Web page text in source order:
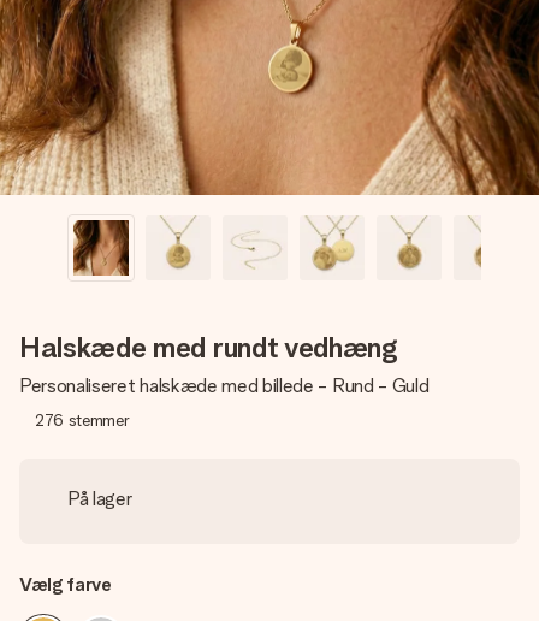
billede af dig eller en besked, der går lige i hendes hjerte.
Intet besvær men udelukkende en masse kærlighed i
øjeblikket.
Halskæde med rundt vedhæng
Personaliseret halskæde med billede - Rund - Guld
276 stemmer
På lager
Vælg farve